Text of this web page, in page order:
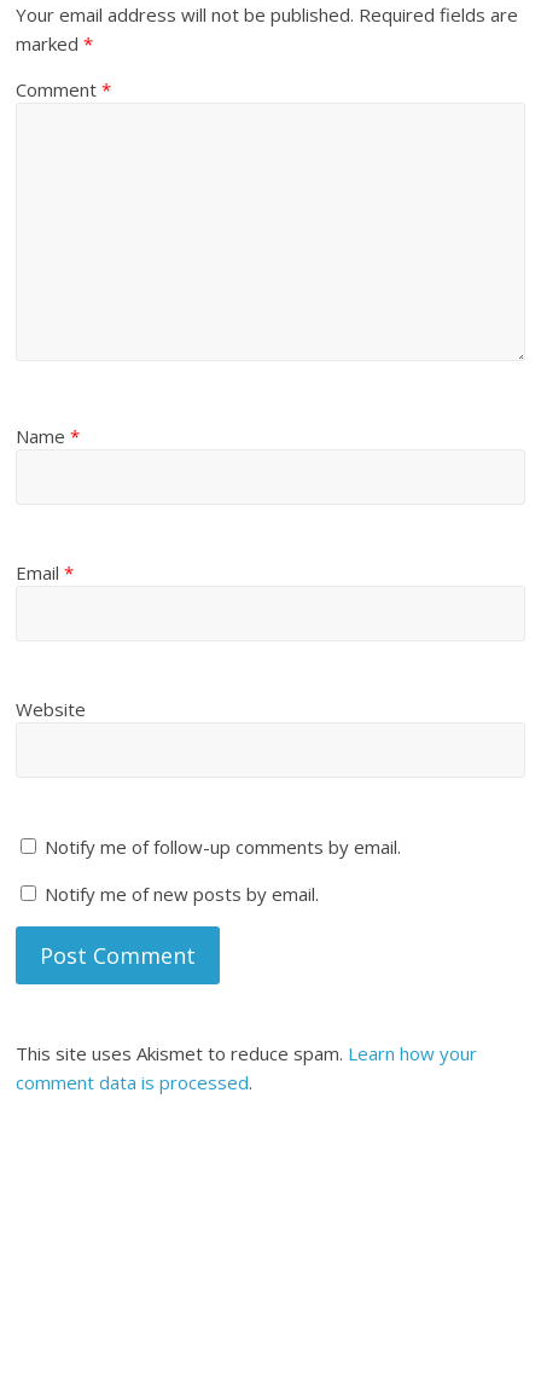
Your email address will not be published. Required fields are
marked*
Comment*
Name*
Email*
Website
Notify me of follow-up comments by email.
Notify me of new posts by email.
This site uses Akismet to reduce spam. Learn how your
comment data is processed.